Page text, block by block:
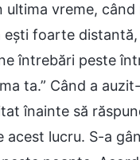
ultima vreme,
foarte
întrebări peste
ta.” Când a
înainte să
lucru. S-a